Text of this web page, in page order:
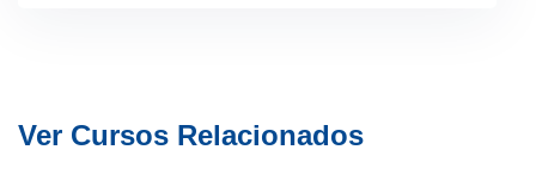
Ver Cursos Relacionados